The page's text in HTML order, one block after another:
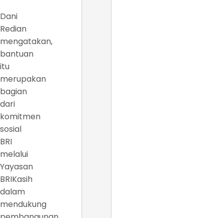
Dani
Redian
mengatakan,
bantuan
itu
merupakan
bagian
dari
komitmen
sosial
BRI
melalui
Yayasan
BRIKasih
dalam
mendukung